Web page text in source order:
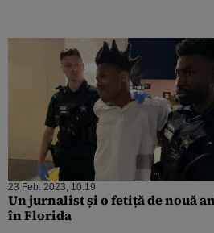
23 Feb. 2023, 10:19
Un jurnalist și o fetiță de nouă
în Florida